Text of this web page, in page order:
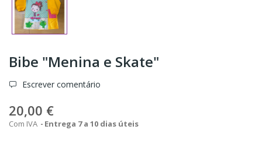
Bibe "Menina e Skate"
Escrever comentário
20,00 €
Com IVA Entrega 7 a 10 dias úteis